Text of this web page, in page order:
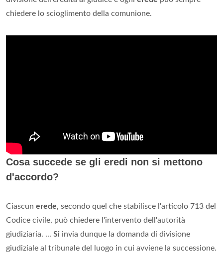
chiedere lo scioglimento della comunione.
Cosa succede se gli eredi non si mettono
d'accordo?
Ciascun erede, secondo quel che stabilisce l'articolo 713 del
Codice civile, può chiedere l'intervento dell'autorità
giudiziaria. ... Si invia dunque la domanda di divisione
giudiziale al tribunale del luogo in cui avviene la successione.